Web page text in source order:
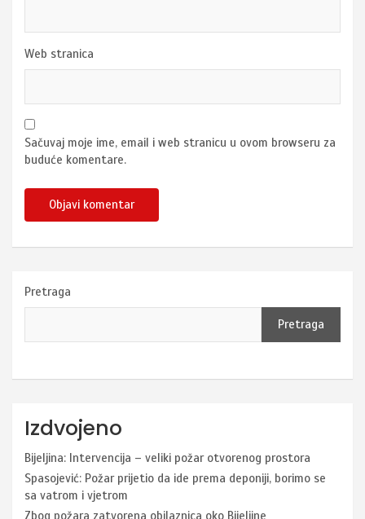
Web stranica
Sačuvaj moje ime, email i web stranicu u ovom browseru za
buduće komentare.
Pretraga
Pretraga
Izdvojeno
Bijeljina: Intervencija – veliki požar otvorenog prostora
Spasojević: Požar prijetio da ide prema deponiji, borimo se
sa vatrom i vjetrom